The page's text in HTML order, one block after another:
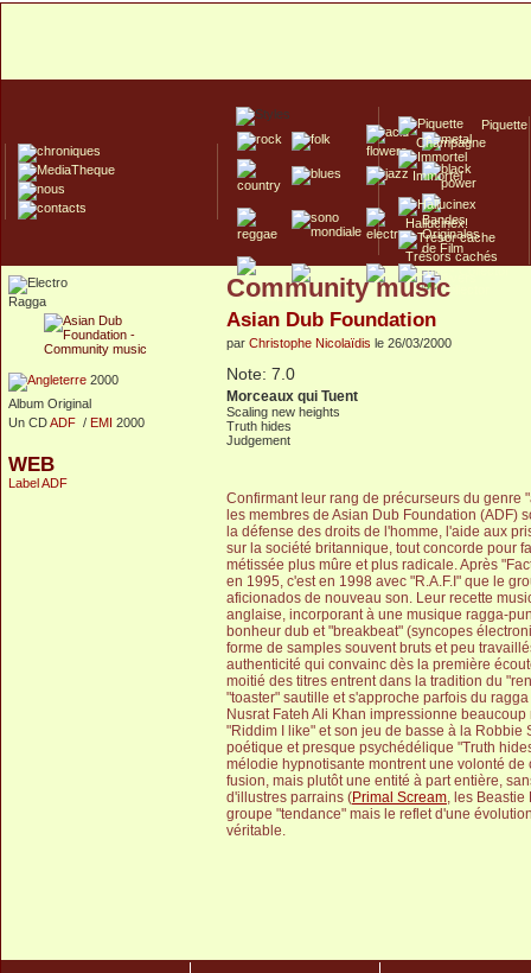
Piquette
Champagne
Immortel
Hallucinex!
Trésors cachés
Culte/Collector
Ragga
2000
Album Original
Un CDADF / EMI 2000
WEB
Label ADF
Community music
Asian Dub Foundation
par Christophe Nicolaïdis le 26/03/2000
Note: 7.0
Morceaux qui Tuent
Scaling new heights
Truth hides
Judgement
Confirmant leur rang de précurseurs du genre
les membres de Asian Dub Foundation (ADF)
la défense des droits de l'homme, l'aide aux
sur la société britannique, tout concorde pour
métissée plus mûre et plus radicale. Après
en 1995, c'est en 1998 avec "R.A.F.I" que le
aficionados de nouveau son. Leur recette
anglaise, incorporant à une musique ragga-
bonheur dub et "breakbeat" (syncopes
forme de samples souvent bruts et peu
authenticité qui convainc dès la première
moitié des titres entrent dans la tradition du
"toaster" sautille et s'approche parfois du
Nusrat Fateh Ali Khan impressionne
"Riddim I like" et son jeu de basse à la
poétique et presque psychédélique "Truth
mélodie hypnotisante montrent une volonté
fusion, mais plutôt une entité à part entière,
d'illustres parrains (Primal Scream, les
groupe "tendance" mais le reflet d'une
véritable.